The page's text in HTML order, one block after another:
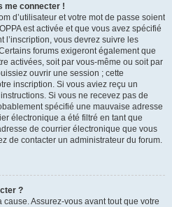
me connecter !
d’utilisateur et votre mot de passe soient
est activée et que vous avez spécifié
l’inscription, vous devrez suivre les
forums exigeront également que
activées, soit par vous-même ou soit par
ouvrir une session ; cette
inscription. Si vous aviez reçu un
Si vous ne recevez pas de
spécifié une mauvaise adresse
électronique a été filtré en tant que
de courrier électronique que vous
de contacter un administrateur du forum.
?
Assurez-vous avant tout que votre